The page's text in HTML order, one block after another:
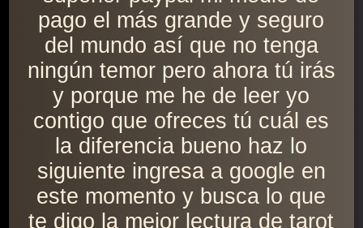
pago el más grande y seguro
del mundo así que no tenga
ningún temor pero ahora tú irás
y porque me he de leer yo
contigo que ofreces tú cuál es
la diferencia bueno haz lo
siguiente ingresa a google en
este momento y busca lo que
te digo la mejor lectura de tarot